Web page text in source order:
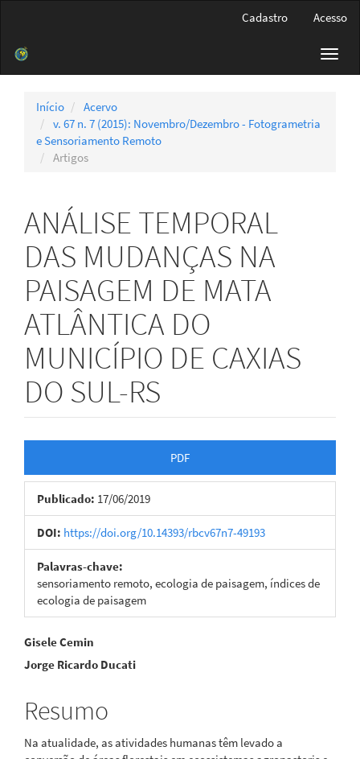
Barra
Cadastro Acesso
Início
Acervo
v. 67 n. 7 (2015): Novembro/Dezembro - Fotogrametria
e Sensoriamento Remoto
Artigos
ANÁLISE TEMPORAL
DAS MUDANÇAS NA
PAISAGEM DE MATA
ATLÂNTICA DO
MUNICÍPIO DE CAXIAS
DO SUL-RS
lateral
de
artigos
PDF
Publicado: 17/06/2019
DOI: https://doi.org/10.14393/rbcv67n7-49193
Palavras-chave:
sensoriamento remoto, ecologia de paisagem, índices de
ecologia de paisagem
Conteúdo
do
artigo
principal
Gisele Cemin
Jorge Ricardo Ducati
Resumo
Na atualidade, as atividades humanas têm levado a